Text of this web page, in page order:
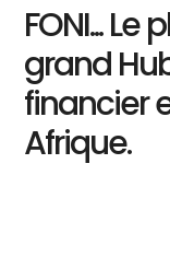
FONI... Le
grand
financier
Afrique.